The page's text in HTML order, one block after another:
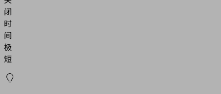
闭
时
间
极
短